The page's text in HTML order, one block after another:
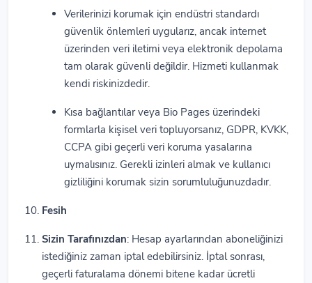
Verilerinizi korumak için endüstri standardı
güvenlik önlemleri uygularız, ancak internet
üzerinden veri iletimi veya elektronik depolama
tam olarak güvenli değildir. Hizmeti kullanmak
kendi riskinizdedir.
Kısa bağlantılar veya Bio Pages üzerindeki
formlarla kişisel veri topluyorsanız, GDPR, KVKK,
CCPA gibi geçerli veri koruma yasalarına
uymalısınız. Gerekli izinleri almak ve kullanıcı
gizliliğini korumak sizin sorumluluğunuzdadır.
Fesih
Sizin Tarafınızdan: Hesap ayarlarından aboneliğinizi
istediğiniz zaman iptal edebilirsiniz. İptal sonrası,
geçerli faturalama dönemi bitene kadar ücretli